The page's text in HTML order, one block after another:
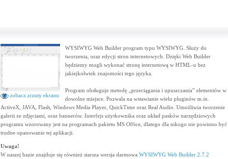
zobacz zrzuty ekranu
WYSIWYG Web Builder program typu WYSIWYG. Służy do
tworzenia, oraz edycji stron internetowych. Dzięki Web Builder
będziemy mogli wykonać stronę internetową w HTML-u bez
jakiejkolwiek znajomości tego języka.
Program obsługuje metodę „przeciągania i upuszczania” elementów w
dowolne miejsce. Pozwala na wstawianie wielu pluginów m.in.
ActiveX, JAVA, Flash, Windows Media Player, QuickTime oraz Real Audio. Umożliwia tworzenie
galerii ze zdjęciami, oraz bannerów. Interfejs użytkownika oraz układ pasków narzędziowych
programu wzorowany jest na programach pakietu MS Office, dlatego dla nikogo nie powinno być
trudne opanowanie tej aplikacji.
Uwaga!
W naszej bazie znajduje się również starsza wersja darmowa WYSIWYG Web Builder 2.7.2